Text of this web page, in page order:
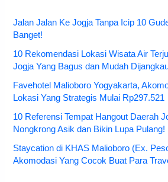
Jalan Jalan Ke Jogja Tanpa Icip 10
Banget!
10 Rekomendasi Lokasi Wisata Air
Jogja Yang Bagus dan Mudah
Favehotel Malioboro Yogyakarta,
Lokasi Yang Strategis Mulai Rp297.521
10 Referensi Tempat Hangout Daerah
Nongkrong Asik dan Bikin Lupa Pulang!
Staycation di KHAS Malioboro (Ex.
Akomodasi Yang Cocok Buat Para